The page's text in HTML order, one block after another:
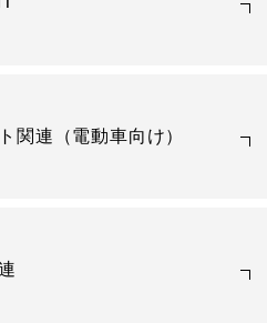
関連（電動車向け）